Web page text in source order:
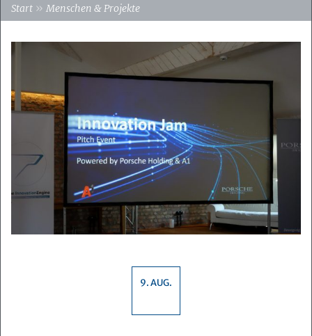
Start » Menschen & Projekte
9. AUG.